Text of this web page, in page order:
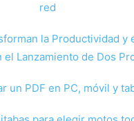
red
la Productividad y
el Lanzamiento de Dos
un PDF en PC, móvil y